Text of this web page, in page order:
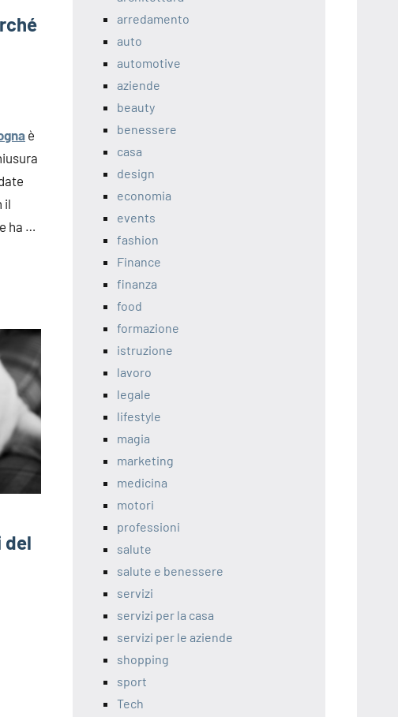
è
il
ha …
del
arredamento
auto
automotive
aziende
beauty
benessere
casa
design
economia
events
fashion
Finance
finanza
food
formazione
istruzione
lavoro
legale
lifestyle
magia
marketing
medicina
motori
professioni
salute
salute e benessere
servizi
servizi per la casa
servizi per le aziende
shopping
sport
Tech